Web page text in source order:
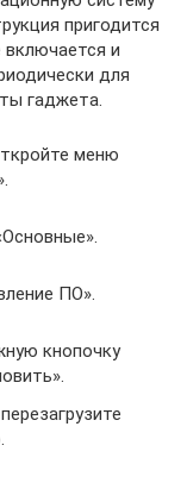
пригодится
и
для
гаджета.
меню
ПО».
кнопочку